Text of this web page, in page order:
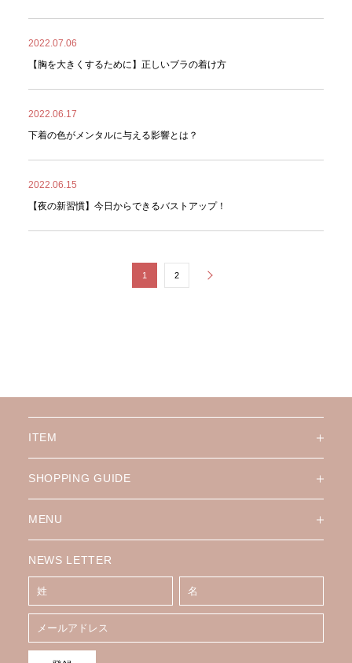
2022.07.06
【胸を大きくするために】正しいブラの着け方
2022.06.17
下着の色がメンタルに与える影響とは？
2022.06.15
【夜の新習慣】今日からできるバストアップ！
1 2
ITEM
SHOPPING GUIDE
MENU
NEWS LETTER